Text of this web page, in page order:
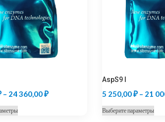
– 24 360,00₽Диапазон
Этот
AspS9 I
5 250,00₽ – 21
Выберите параметры